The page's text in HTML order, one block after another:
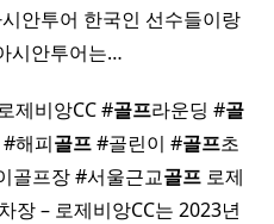
안투어 한국인 선수들이랑
시안투어는…
제비앙CC #골프라운딩 #골
#해피골프#골린이 #골프초
골프장 #서울근교골프 로제
장 – 로제비앙CC는 2023년